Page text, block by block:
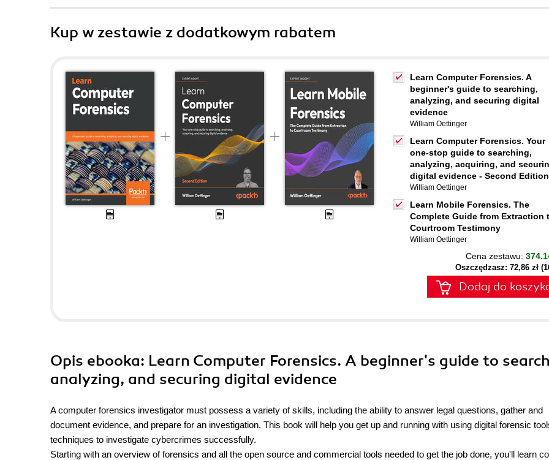
Kup w zestawie z dodatkowym rabatem
Learn Computer Forensics. A
beginner's guide to searching,
analyzing, and securing digital
evidence
William Oettinger
Learn Computer Forensics. Your
one-stop guide to searching,
analyzing, acquiring, and
digital evidence - Second Edition
William Oettinger
Learn Mobile Forensics. The
Complete Guide from Extraction
Courtroom Testimony
William Oettinger
Cena zestawu:
Oszczędzasz: 72,86 zł
Dodaj do
Opis ebooka: Learn Computer Forensics. A beginner's guide to
analyzing, and securing digital evidence
A computer forensics investigator must possess a variety of skills, including the ability to answer legal questions, gather and
document evidence, and prepare for an investigation. This book will help you get up and running with using digital forensic
techniques to investigate cybercrimes successfully.
Starting with an overview of forensics and all the open source and commercial tools needed to get the job done, you'll learn